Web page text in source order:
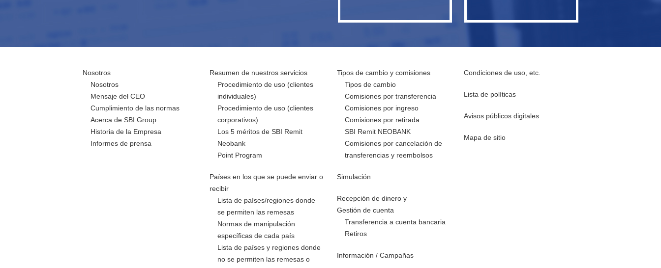
Nosotros
Nosotros
Mensaje del CEO
Cumplimiento de las normas
Acerca de SBI Group
Historia de la Empresa
Informes de prensa
Resumen de nuestros servicios
Procedimiento de uso (clientes
individuales)
Procedimiento de uso (clientes
corporativos)
Los 5 méritos de SBI Remit
Neobank
Point Program
Países en los que se puede enviar o
recibir
Lista de países/regiones donde
se permiten las remesas
Normas de manipulación
específicas de cada país
Lista de países y regiones donde
no se permiten las remesas o
Tipos de cambio y comisiones
Tipos de cambio
Comisiones por transferencia
Comisiones por ingreso
Comisiones por retirada
SBI Remit NEOBANK
Comisiones por cancelación de
transferencias y reembolsos
Simulación
Recepción de dinero y
Gestión de cuenta
Transferencia a cuenta bancaria
Retiros
Información / Campañas
Condiciones de uso, etc.
Lista de políticas
Avisos públicos digitales
Mapa de sitio